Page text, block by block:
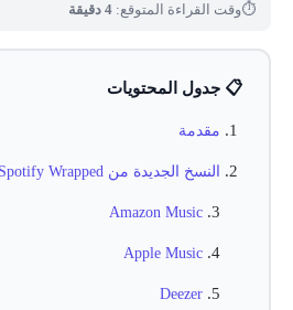
⏱وقت القراءة المتوقع: 4 دقيقة
📋 جدول المحتويات
مقدمة
النسخ الجديدة من Spotify Wrapped
Amazon Music
Apple Music
Deezer